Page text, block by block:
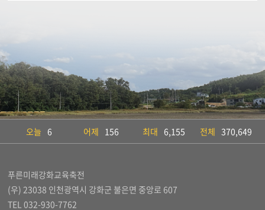
오늘 6 어제 156 최대 6,155 전체 370,649
푸른미래강화교육축전
(우) 23038 인천광역시 강화군 불은면 중앙로 607
TEL 032-930-7762